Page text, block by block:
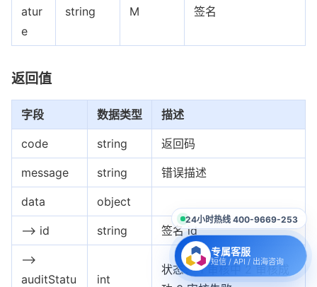
atur
e
string M 签名
返回值
字段 数据类型 描述
code string 返回码
message string 错误描述
data object
--> id string 签名 id
-->
auditStatu
int
状态： 1 审核中 2 审核成
24小时热线 400-9669-253
专属客服
短信 / API / 出海咨询